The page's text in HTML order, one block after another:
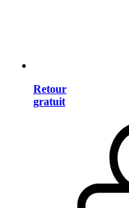
Retour
gratuit